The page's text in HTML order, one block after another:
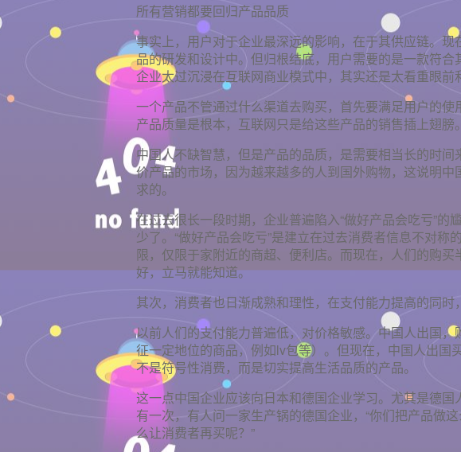
所有营销都要回归产品品质
事实上，用户对于企业最深远的影响，在于其供应链。
品的研发和设计中。但归根结底，用户需要的是一款符
企业太过沉浸在互联网商业模式中，其实还是太看重眼前
一个产品不管通过什么渠道去购买，首先要满足用户的使
产品质量是根本，互联网只是给这些产品的销售插上翅膀。
中国人不缺智慧，但是产品的品质，是需要相当长的时
价产品的市场，因为越来越多的人到国外购物，这说明
求的。
在过去很长一段时期，企业普遍陷入“做好产品会吃亏”的
少了。“做好产品会吃亏”是建立在过去消费者信息不对称
限，仅限于家附近的商超、便利店。而现在，人们的购
好，立马就能知道。
其次，消费者也日渐成熟和理性，在支付能力提高的同时
以前人们的支付能力普遍低，对价格敏感。中国人出国
征一定地位的商品，例如lv包等）。但现在，中国人出
不是符号性消费，而是切实提高生活品质的产品。
这一点中国企业应该向日本和德国企业学习。尤其是德国
有一次，有人问一家生产锅的德国企业，“你们把产品做
么让消费者再买呢？”